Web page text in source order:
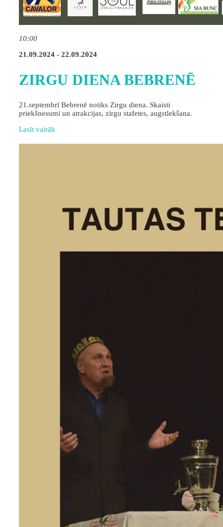
10:00
21.09.2024 - 22.09.2024
ZIRGU DIENA BEBRENĒ
21.septembrī Bebrenē notiks Zirgu diena. Skaisti
priekšnesumi un atrakcijas, zirgu stafetes, augstlekšana.
Lasīt vairāk